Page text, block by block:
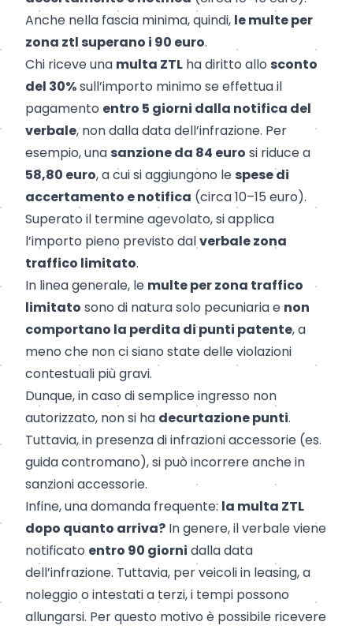
Anche nella fascia minima, quindi, le multe per
zona ztl superano i 90 euro.
Chi riceve una multa ZTL ha diritto allo sconto
del 30%sull’importo minimo se effettua il
pagamento entro 5 giorni dalla notifica del
verbale, non dalla data dell’infrazione. Per
esempio, una sanzione da 84 euro si riduce a
58,80 euro, a cui si aggiungono le spese di
accertamento e notifica (circa 10–15 euro).
Superato il termine agevolato, si applica
l’importo pieno previsto dalverbale zona
traffico limitato.
In linea generale, le multe per zona traffico
limitato sono di natura solo pecuniaria e non
comportano la perdita di punti patente, a
meno che non ci siano state delle violazioni
contestuali più gravi.
Dunque, in caso di semplice ingresso non
autorizzato, non si ha decurtazione punti.
Tuttavia, in presenza di infrazioni accessorie (es.
guida contromano), si può incorrere anche in
sanzioni accessorie.
Infine, una domanda frequente: la multa ZTL
dopo quanto arriva? In genere, il verbale viene
notificato entro 90 giorni dalla data
dell’infrazione. Tuttavia, per veicoli in leasing, a
noleggio o intestati a terzi, i tempi possono
allungarsi. Per questo motivo è possibile ricevere